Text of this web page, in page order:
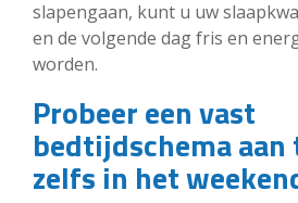
slapengaan, kunt u uw
en de volgende dag fris en
worden.
Probeer een vast
bedtijdschema aan
zelfs in het